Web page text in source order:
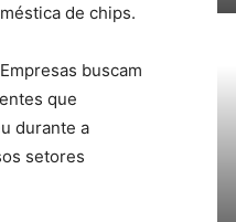
de chips.
buscam
que
durante a
setores